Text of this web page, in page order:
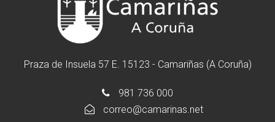
Praza de Insuela 57 E. 15123 - Camariñas (A Coruña)
981 736 000
correo@camarinas.net